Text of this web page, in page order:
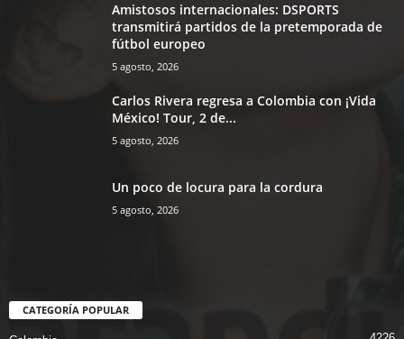
Amistosos internacionales: DSPORTS
transmitirá partidos de la pretemporada de
fútbol europeo
5 agosto, 2026
Carlos Rivera regresa a Colombia con ¡Vida
México! Tour, 2 de...
5 agosto, 2026
Un poco de locura para la cordura
5 agosto, 2026
CATEGORÍA POPULAR